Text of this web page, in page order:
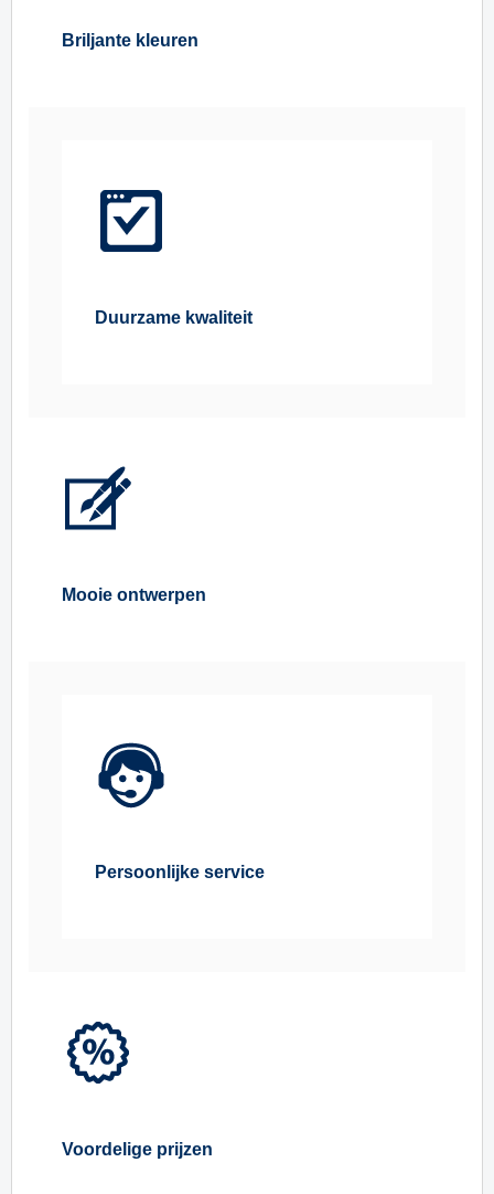
Briljante kleuren
Duurzame kwaliteit
Mooie ontwerpen
Persoonlijke service
Voordelige prijzen